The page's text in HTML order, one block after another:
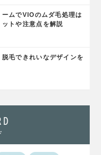
ムでVIOのムダ毛処理は
トや注意点を解説
毛できれいなデザインを